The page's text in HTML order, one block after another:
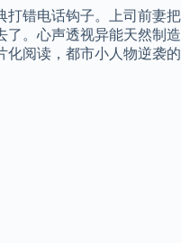
打错电话钩子。上司前妻把
了。心声透视异能天然制造
化阅读，都市小人物逆袭的